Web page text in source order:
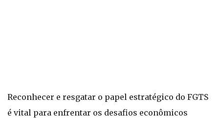
Reconhecer e resgatar o papel estratégico do FGTS
é vital para enfrentar os desafios econômicos